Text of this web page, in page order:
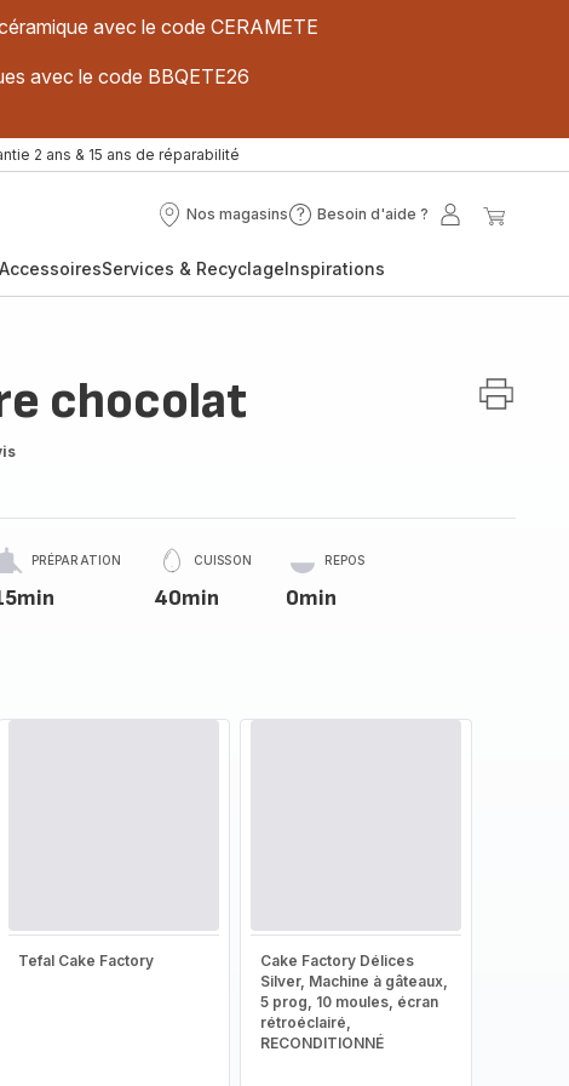
avec le code CERAMETE
avec le code BBQETE26
2 ans & 15 ans de réparabilité
Nos magasins
Nos
Besoin d'aide ?
Besoin
?
Mon
AccessoiresServices & RecyclageInspirations
chocolat
PRÉPARATION CUISSON
40min
REPOS
0min
Tefal Cake Factory
Cake Factory Délices
Silver, Machine à gâteaux,
5 prog, 10 moules, écran
rétroéclairé,
RECONDITIONNÉ